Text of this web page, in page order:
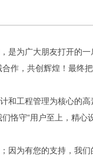
为广大朋友打开的一
作，共创辉煌！最终
工程管理为核心的高
恪守“用户至上，精心
为有您的支持，我们